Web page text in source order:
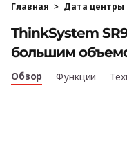
n
k
S
Главная > Дата центры
ThinkSystem
большим
Обзор Функции